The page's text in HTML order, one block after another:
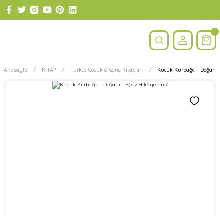
Anasayfa KİTAP Türkçe Çocuk & Genç Kitapları Küçük Kurbağa –